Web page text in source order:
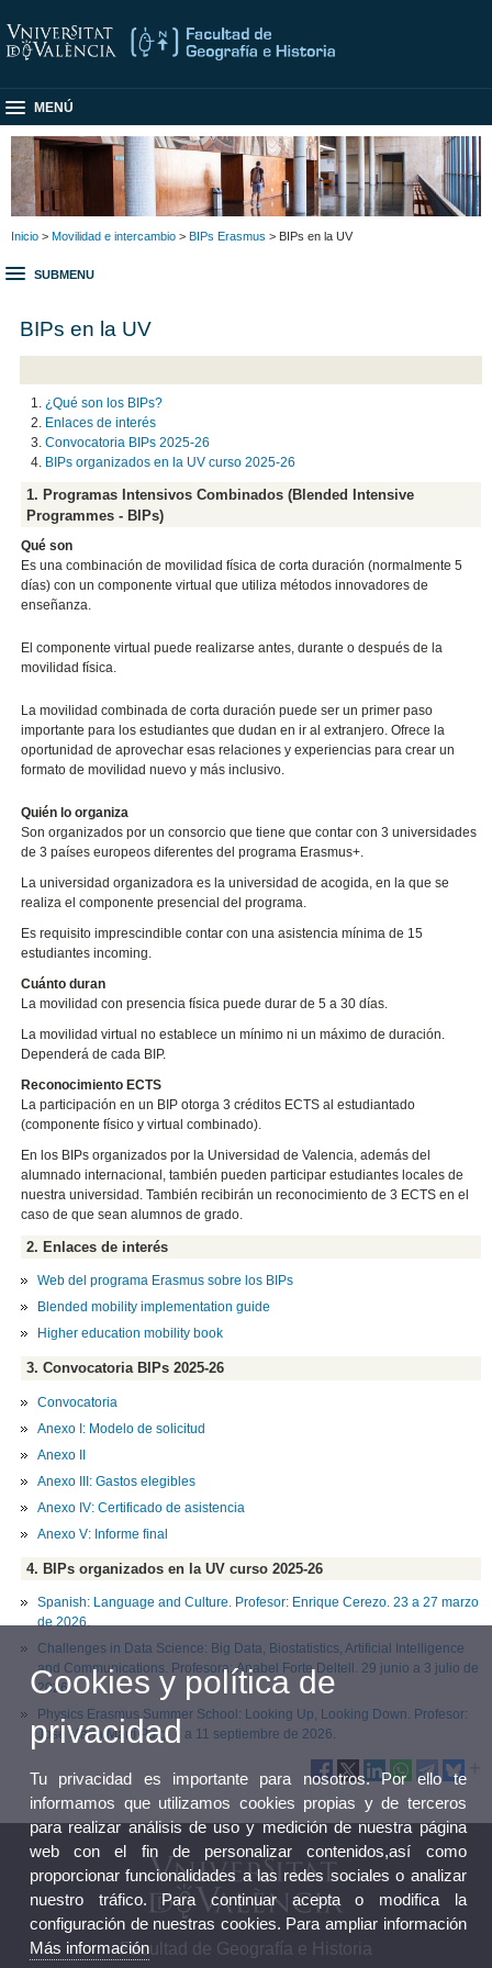
MENÚ
Inicio > Movilidad e intercambio > BIPs Erasmus > BIPs en la UV
SUBMENU
BIPs en la UV
¿Qué son los BIPs?
Enlaces de interés
Convocatoria BIPs 2025-26
BIPs organizados en la UV curso 2025-26
1. Programas Intensivos Combinados (Blended Intensive
Programmes - BIPs)
Qué son
Es una combinación de movilidad física de corta duración (normalmente 5
días) con un componente virtual que utiliza métodos innovadores de
enseñanza.
El componente virtual puede realizarse antes, durante o después de la
movilidad física.
La movilidad combinada de corta duración puede ser un primer paso
importante para los estudiantes que dudan en ir al extranjero. Ofrece la
oportunidad de aprovechar esas relaciones y experiencias para crear un
formato de movilidad nuevo y más inclusivo.
Quién lo organiza
Son organizados por un consorcio que tiene que contar con 3 universidades
de 3 países europeos diferentes del programa Erasmus+.
La universidad organizadora es la universidad de acogida, en la que se
realiza el componente presencial del programa.
Es requisito imprescindible contar con una asistencia mínima de 15
estudiantes incoming.
Cuánto duran
La movilidad con presencia física puede durar de 5 a 30 días.
La movilidad virtual no establece un mínimo ni un máximo de duración.
Dependerá de cada BIP.
Reconocimiento ECTS
La participación en un BIP otorga 3 créditos ECTS al estudiantado
(componente físico y virtual combinado).
En los BIPs organizados por la Universidad de Valencia, además del
alumnado internacional, también pueden participar estudiantes locales de
nuestra universidad. También recibirán un reconocimiento de 3 ECTS en el
caso de que sean alumnos de grado.
2. Enlaces de interés
Web del programa Erasmus sobre los BIPs
Blended mobility implementation guide
Higher education mobility book
3. Convocatoria BIPs 2025-26
Convocatoria
Anexo I: Modelo de solicitud
Anexo II
Anexo III: Gastos elegibles
Anexo IV: Certificado de asistencia
Anexo V: Informe final
4. BIPs organizados en la UV curso 2025-26
Spanish: Language and Culture. Profesor: Enrique Cerezo. 23 a 27 marzo
de 2026.
Challenges in Data Science: Big Data, Biostatistics, Artificial Intelligence
and Communications. Profesora: Anabel Forte Deltell. 29 junio a 3 julio de
2026.
Physics Erasmus Summer School: Looking Up, Looking Down. Profesor:
José María Martí Puig. 7 a 11 septiembre de 2026.
Facultad de Geografía e Historia
Cookies y política de
privacidad
Tu privacidad es importante para nosotros. Por ello te
informamos que utilizamos cookies propias y de terceros
para realizar análisis de uso y medición de nuestra página
web con el fin de personalizar contenidos,así como
proporcionar funcionalidades a las redes sociales o analizar
nuestro tráfico. Para continuar acepta o modifica la
configuración de nuestras cookies. Para ampliar información
Más información